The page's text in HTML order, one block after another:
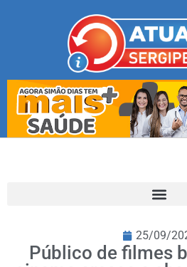
25/09/
Público de filmes